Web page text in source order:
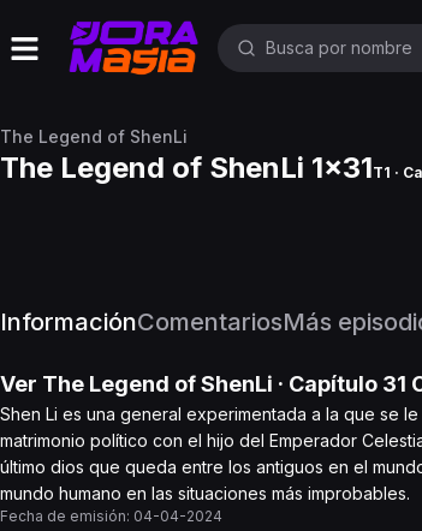
The Legend of ShenLi
The Legend of ShenLi 1x31T1 ·
InformaciónComentariosMás
Ver The Legend of ShenLi · Capítulo 31
Shen Li es una general experimentada a la que se
matrimonio político con el hijo del Emperador
último dios que queda entre los antiguos en el
mundo humano en las situaciones más improbables.
Fecha de emisión: 04-04-2024